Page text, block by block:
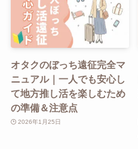
オタクのぼっち遠征完全マ
ニュアル｜一人でも安心し
て地方推し活を楽しむため
の準備＆注意点
2026年1月25日